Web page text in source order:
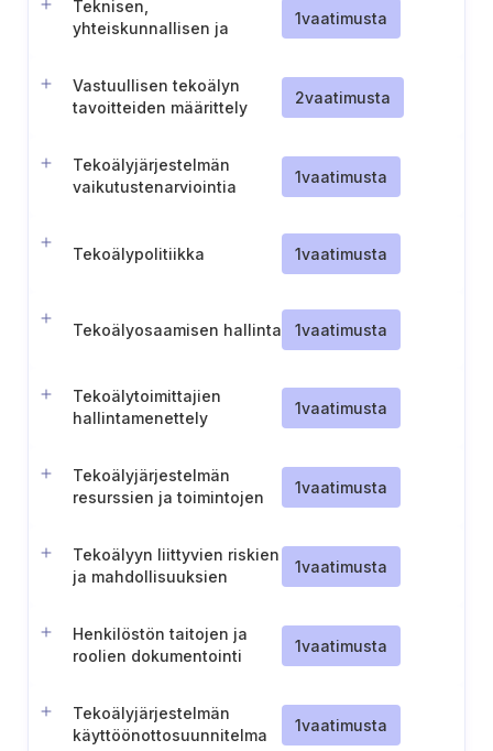
Teknisen,
yhteiskunnallisen ja
tekoälyn vaikutusten
arvioinnissa
1vaatimusta
Vastuullisen tekoälyn
tavoitteiden määrittely
2vaatimusta
Tekoälyjärjestelmän
vaikutustenarviointia
1vaatimusta
Tekoälypolitiikka 1vaatimusta
Tekoälyosaamisen hallinta 1vaatimusta
Tekoälytoimittajien
hallintamenettely
1vaatimusta
Tekoälyjärjestelmän
resurssien ja toimintojen
1vaatimusta
Tekoälyyn liittyvien riskien
ja mahdollisuuksien
1vaatimusta
Henkilöstön taitojen ja
roolien dokumentointi
1vaatimusta
Tekoälyjärjestelmän
käyttöönottosuunnitelma
1vaatimusta